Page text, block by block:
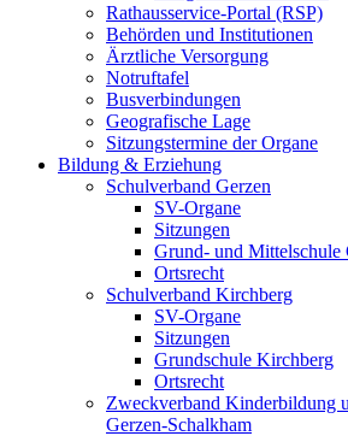
Rathausservice-Portal (RSP)
Behörden und Institutionen
Ärztliche Versorgung
Notruftafel
Busverbindungen
Geografische Lage
Sitzungstermine der Organe
Bildung & Erziehung
Schulverband Gerzen
SV-Organe
Sitzungen
Grund- und Mittelschule
Ortsrecht
Schulverband Kirchberg
SV-Organe
Sitzungen
Grundschule Kirchberg
Ortsrecht
Zweckverband Kinderbildung
Gerzen-Schalkham